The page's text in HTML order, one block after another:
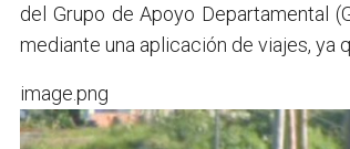
del Grupo de Apoyo Departamental
mediante una aplicación de viajes, ya
image.png